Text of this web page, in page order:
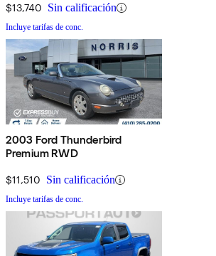
$13,740 Sin calificación
Incluye tarifas de conc.
2003 Ford Thunderbird
Premium RWD
$11,510 Sin calificación
Incluye tarifas de conc.